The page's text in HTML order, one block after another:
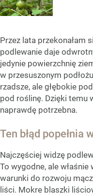
Przez lata przekonałam
podlewanie daje
jedynie powierzchnię
w przesuszonym
rzadsze, ale głębokie
pod roślinę. Dzięki temu
naprawdę potrzebna.
Ten błąd
Najczęściej widzę
To wygodne, ale
warunki do rozwoju
liści. Mokre blaszki